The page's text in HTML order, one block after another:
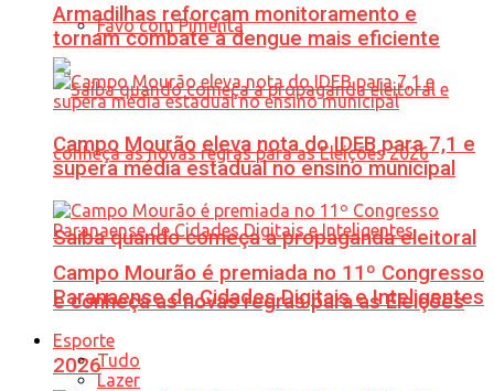
Favo com Pimenta
Saiba quando começa a propaganda eleitoral
e conheça as novas regras para as Eleições
2026
Armadilhas reforçam monitoramento e
tornam combate à dengue mais eficiente
Campo Mourão eleva nota do IDEB para 7,1 e
supera média estadual no ensino municipal
Campo Mourão é premiada no 11º Congresso
Paranaense de Cidades Digitais e Inteligentes
Esporte
Tudo
Lazer